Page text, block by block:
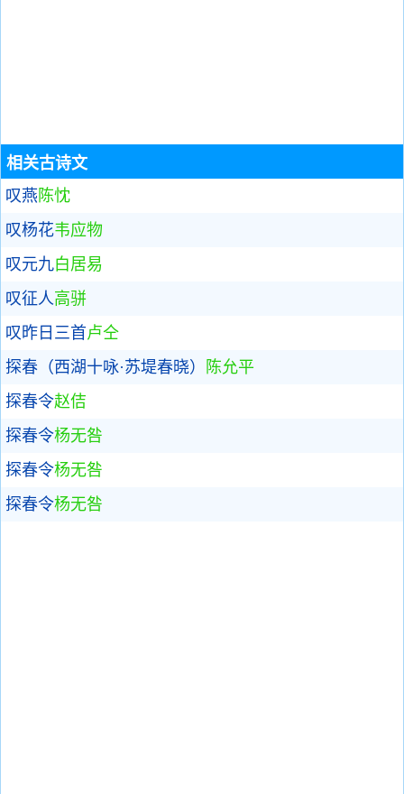
相关古诗文
叹燕 陈忱
叹杨花韦应物
叹元九白居易
叹征人高骈
叹昨日三首卢仝
探春（西湖十咏·苏堤春晓）
陈允平
探春令赵佶
探春令杨无咎
探春令杨无咎
探春令杨无咎